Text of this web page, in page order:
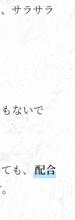
サラサラ
ないで
も、 配合